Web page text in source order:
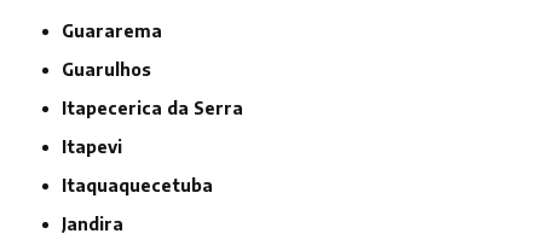
Guararema
Guarulhos
Itapecerica da Serra
Itapevi
Itaquaquecetuba
Jandira